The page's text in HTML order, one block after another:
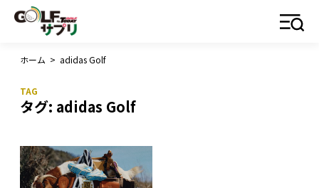
ホーム > adidas Golf
タグ: adidas Golf